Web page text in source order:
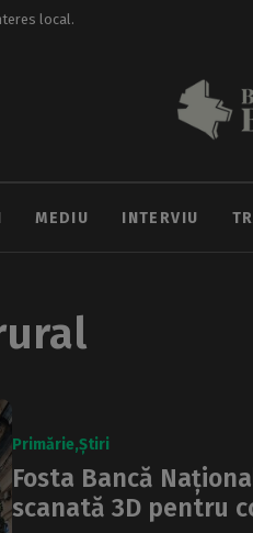
local.
MEDIU INTERVIU
Primărie Știri
Fosta Bancă
scanată 3D pentru